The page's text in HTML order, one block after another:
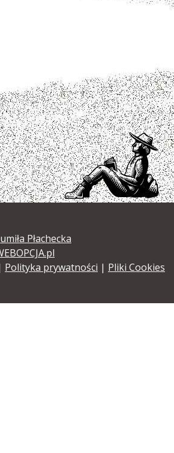
Płachecka
Polityka prywatności | Pliki Cookies